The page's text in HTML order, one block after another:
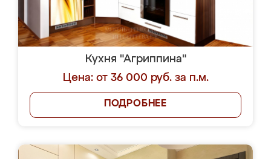
Кухня "Агриппина"
Цена: от 36 000 руб. за п.м.
ПОДРОБНЕЕ